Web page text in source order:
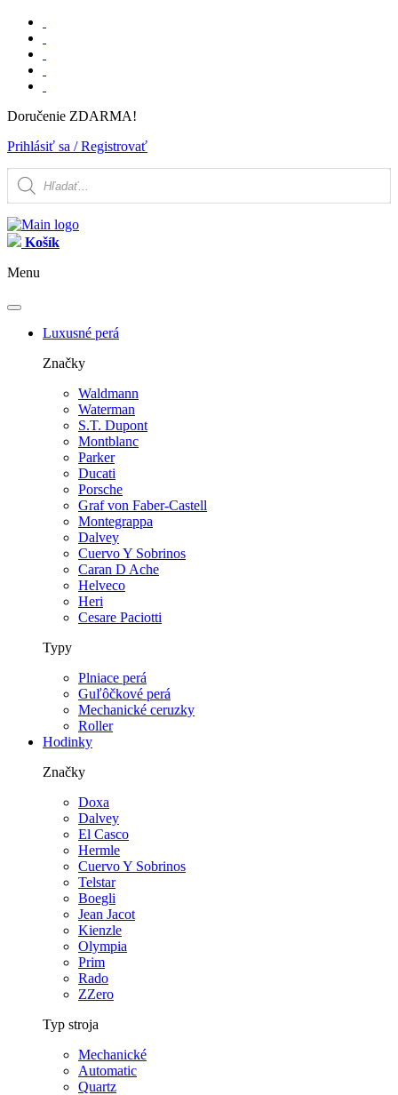
Doručenie ZDARMA!
Prihlásiť sa / Registrovať
Products
search
Košík
Menu
Luxusné perá
Značky
Waldmann
Waterman
S.T. Dupont
Montblanc
Parker
Ducati
Porsche
Graf von Faber-Castell
Montegrappa
Dalvey
Cuervo Y Sobrinos
Caran D Ache
Helveco
Heri
Cesare Paciotti
Typy
Plniace perá
Guľôčkové perá
Mechanické ceruzky
Roller
Hodinky
Značky
Doxa
Dalvey
El Casco
Hermle
Cuervo Y Sobrinos
Telstar
Boegli
Jean Jacot
Kienzle
Olympia
Prim
Rado
ZZero
Typ stroja
Mechanické
Automatic
Quartz